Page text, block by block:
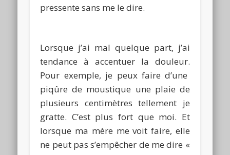
pressente sans me le dire.
Lorsque j’ai mal quelque part, j’ai
tendance à accentuer la douleur.
Pour exemple, je peux faire d’une
piqûre de moustique une plaie de
plusieurs centimètres tellement je
gratte. C’est plus fort que moi. Et
lorsque ma mère me voit faire, elle
ne peut pas s’empêcher de me dire «